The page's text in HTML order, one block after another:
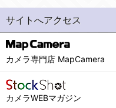
５．ご本人が容易に知覚でき
６．個人情報に関するお問合
サイトへアクセス
カメラ専門店 MapCamera
カメラWEBマガジン